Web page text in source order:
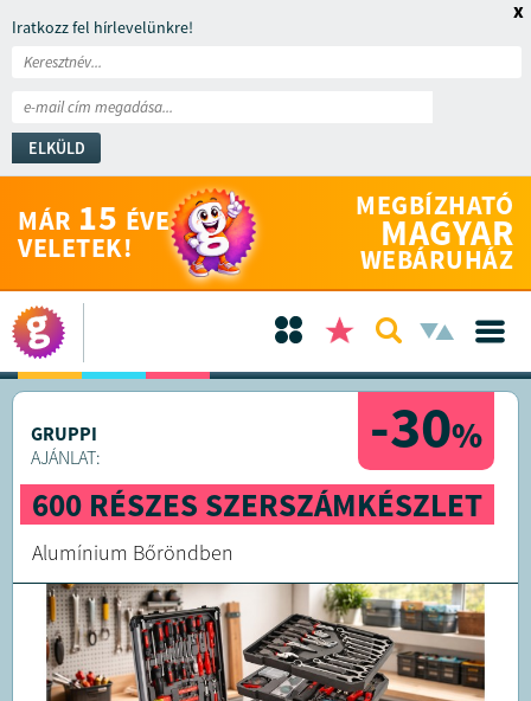
Iratkozz fel hírlevelünkre!
ELKÜLD
x
MÁR 15 ÉVE
VELETEK!
MEGBÍZHATÓ
MAGYAR
WEBÁRUHÁZ
-30%
GRUPPI
AJÁNLAT:
600 RÉSZES SZERSZÁMKÉSZLET
Alumínium Bőröndben